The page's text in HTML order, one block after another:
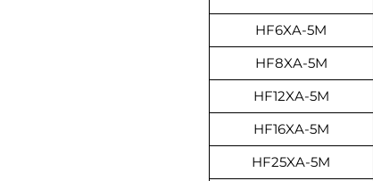
HF6XA-5M
HF8XA-5M
HF12XA-5M
HF16XA-5M
HF25XA-5M